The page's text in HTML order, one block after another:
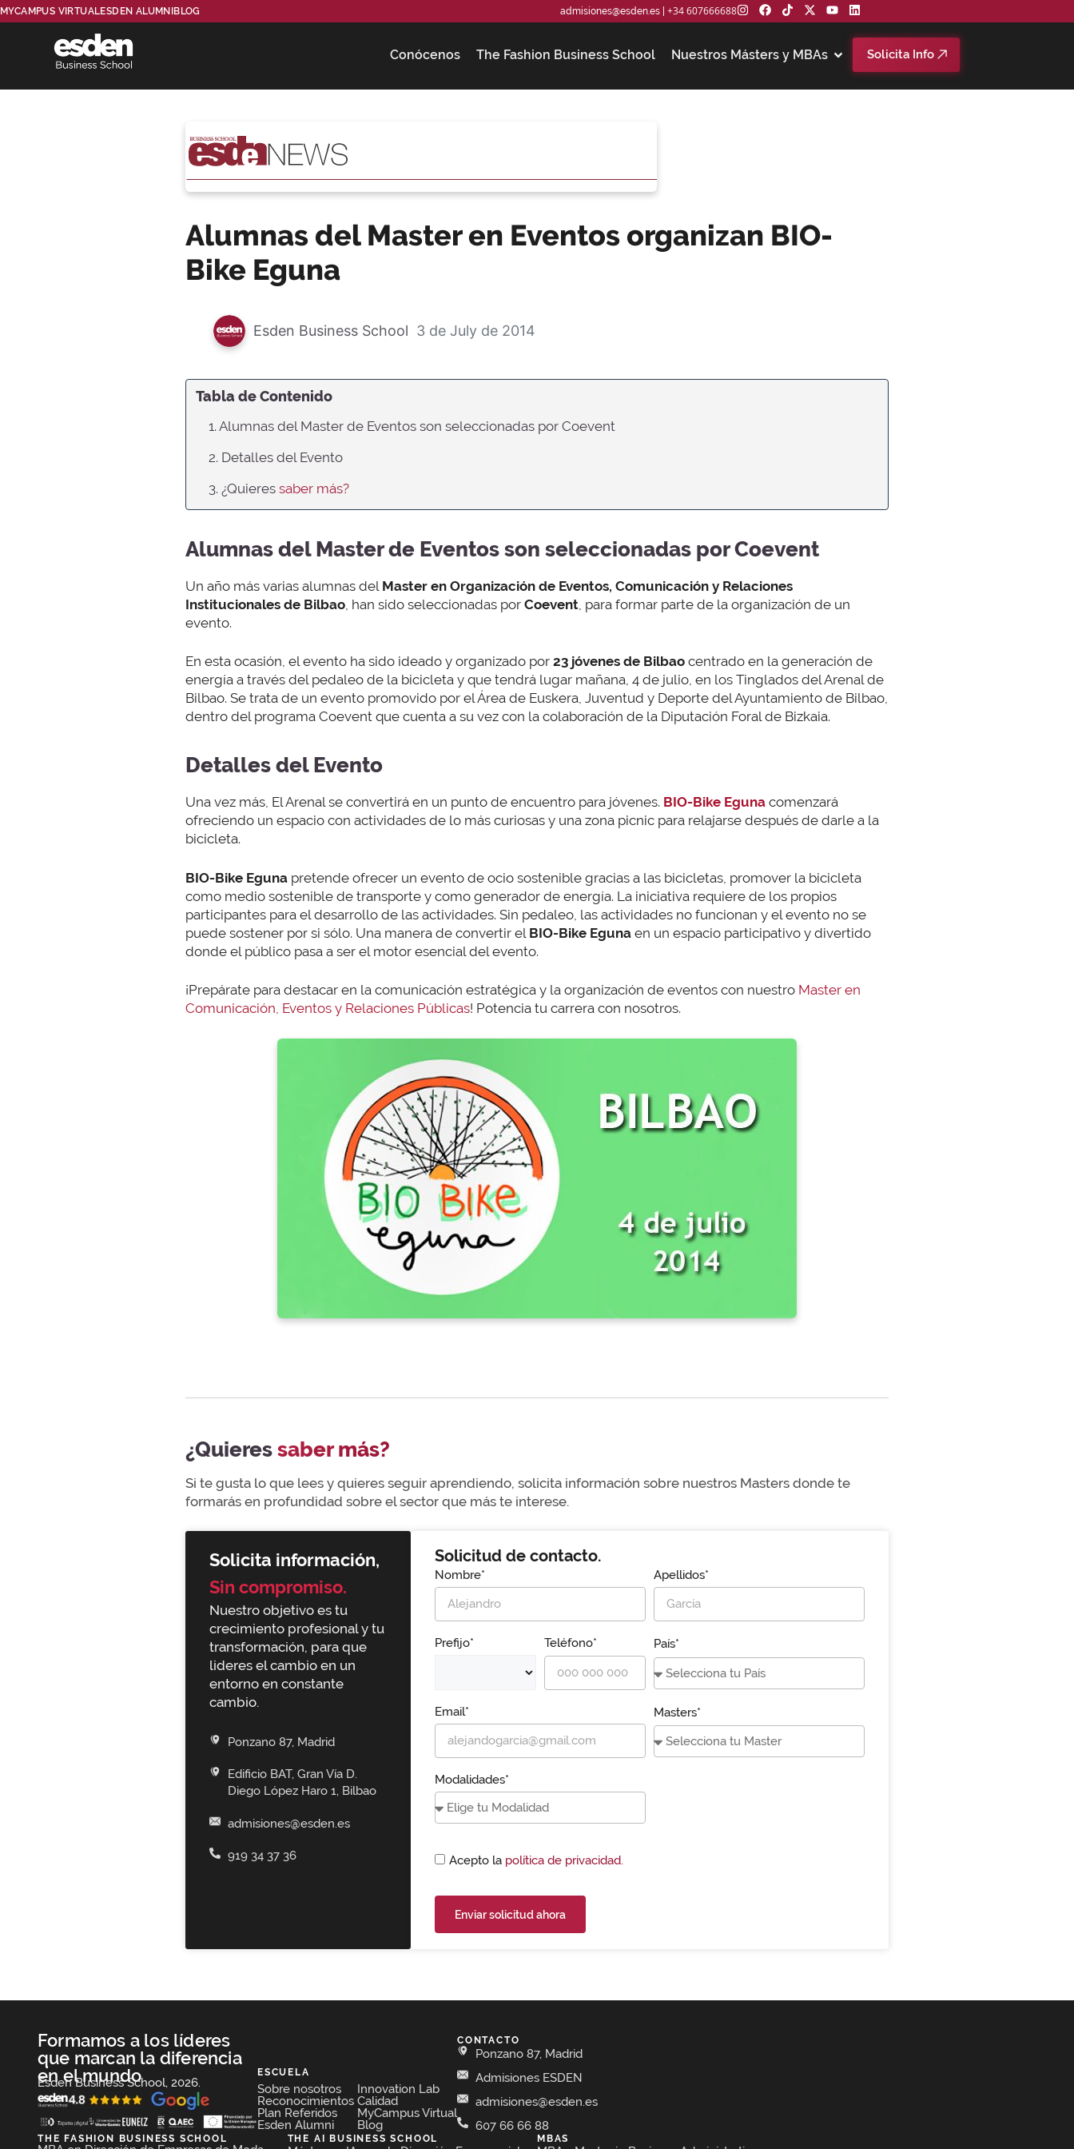
MYCAMPUS VIRTUALESDEN ALUMNI BLOG admisiones@esden.es| +34 607666688
Conócenos The Fashion Business School Nuestros Másters y MBAs Solicita Info
Alumnas del Master en Eventos organizan BIO-
Bike Eguna
Esden Business School 3 de July de 2014
Tabla de Contenido
1. Alumnas del Master de Eventos son seleccionadas por Coevent
2. Detalles del Evento
3. ¿Quieres saber más?
Alumnas del Master de Eventos son seleccionadas por Coevent
Un año más varias alumnas del Master en Organización de Eventos, Comunicación y Relaciones
Institucionales de Bilbao , han sido seleccionadas por Coevent , para formar parte de la organización de un
evento.
En esta ocasión, el evento ha sido ideado y organizado por 23 jóvenes de Bilbao centrado en la generación de
energía a través del pedaleo de la bicicleta y que tendrá lugar mañana, 4 de julio, en los Tinglados del Arenal de
Bilbao. Se trata de un evento promovido por el Área de Euskera, Juventud y Deporte del Ayuntamiento de Bilbao,
dentro del programa Coevent que cuenta a su vez con la colaboración de la Diputación Foral de Bizkaia.
Detalles del Evento
Una vez más, El Arenal se convertirá en un punto de encuentro para jóvenes. BIO-Bike Eguna comenzará
ofreciendo un espacio con actividades de lo más curiosas y una zona picnic para relajarse después de darle a la
bicicleta.
BIO-Bike Eguna pretende ofrecer un evento de ocio sostenible gracias a las bicicletas, promover la bicicleta
como medio sostenible de transporte y como generador de energía. La iniciativa requiere de los propios
participantes para el desarrollo de las actividades. Sin pedaleo, las actividades no funcionan y el evento no se
puede sostener por si sólo. Una manera de convertir el BIO-Bike Eguna en un espacio participativo y divertido
donde el público pasa a ser el motor esencial del evento.
¡Prepárate para destacar en la comunicación estratégica y la organización de eventos con nuestro Master en
Comunicación, Eventos y Relaciones Públicas! Potencia tu carrera con nosotros.
¿Quieressaber más?
Si te gusta lo que lees y quieres seguir aprendiendo, solicita información sobre nuestros Masters donde te
formarás en profundidad sobre el sector que más te interese.
Solicita información,
Sin compromiso.
Nuestro objetivo es tu
crecimiento profesional y tu
transformación, para que
lideres el cambio en un
entorno en constante
cambio.
Ponzano 87, Madrid
Edificio BAT, Gran Vía D.
Diego López Haro 1, Bilbao
admisiones@esden.es
919 34 37 36
Solicitud de contacto.
Nombre* Apellidos*
Prefijo* Teléfono* País*
Email* Masters*
Modalidades*
Acepto la política de privacidad.
Enviar solicitud ahora
Formamos a los líderes
que marcan la diferencia
en el mundo
Esden Business School, 2026.
ESCUELA
Sobre nosotros
Innovation Lab
Reconocimientos Calidad
Plan Referidos
MyCampus Virtual
Esden Alumni
Blog
CONTACTO
Ponzano 87, Madrid
Admisiones ESDEN
admisiones@esden.es
607 66 66 88
THE FASHION BUSINESS SCHOOL​ THE AI BUSINESS SCHOOL MBAS